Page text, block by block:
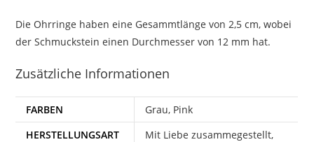
Die Ohrringe haben eine Gesammtlänge von 2,5 cm, wobei
der Schmuckstein einen Durchmesser von 12 mm hat.
Zusätzliche Informationen
FARBEN
Grau, Pink
HERSTELLUNGSART
Mit Liebe zusammegestellt,